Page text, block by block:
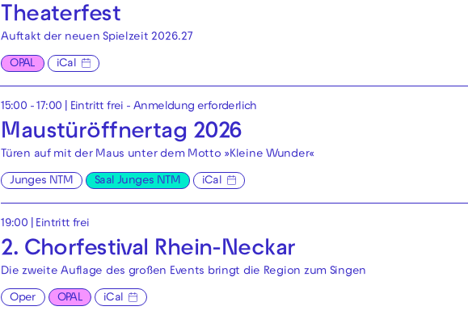
Theaterfest
Auftakt der neuen Spielzeit 2026.27
OPAL iCal
15:00 - 17:00 Eintritt frei - Anmeldung erforderlich
Maustüröffnertag 2026
Türen auf mit der Maus unter dem Motto »Kleine Wunder«
Junges NTM Saal Junges NTM iCal
19:00 Eintritt frei
2. Chorfestival Rhein-Neckar
Die zweite Auflage des großen Events bringt die Region zum Singen
Oper OPAL iCal